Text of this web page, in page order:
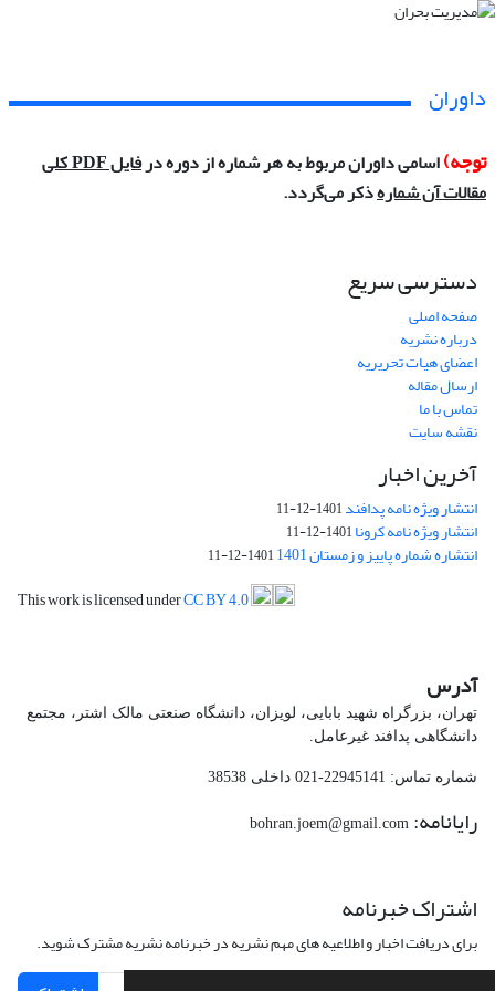
داوران
توجه)اسامی داوران مربوط به هر شماره از دوره درفایلPDF کلی
مقالات آن شمارهذکر می‌گردد.
دسترسی سریع
صفحه اصلی
درباره نشریه
اعضای هیات تحریریه
ارسال مقاله
تماس با ما
نقشه سایت
آخرین اخبار
انتشار ویژه نامه پدافند1401-12-11
انتشار ویژه نامه کرونا1401-12-11
انتشاره شماره پاییز و زمستان 1401 1401-12-11
This work is licensed underCC BY 4.0
آدرس
تهران، بزرگراه شهید بابایی، لویزان، دانشگاه صنعتی مالک اشتر، مجتمع
دانشگاهی پدافند غیرعامل.
شماره تماس: 22945141-021 داخلی 38538
رایانامه:
اشتراک خبرنامه
برای دریافت اخبار و اطلاعیه های مهم نشریه در خبرنامه نشریه مشترک شوید.